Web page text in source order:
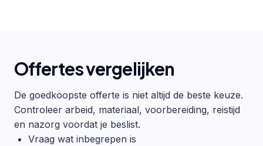
Offertes vergelijken
De goedkoopste offerte is niet altijd de beste keuze.
Controleer arbeid, materiaal, voorbereiding, reistijd
en nazorg voordat je beslist.
Vraag wat inbegrepen is